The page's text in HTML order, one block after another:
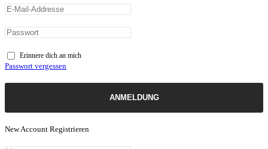
Erinnere dich an mich
Passwort vergessen
ANMELDUNG
New Account Registrieren